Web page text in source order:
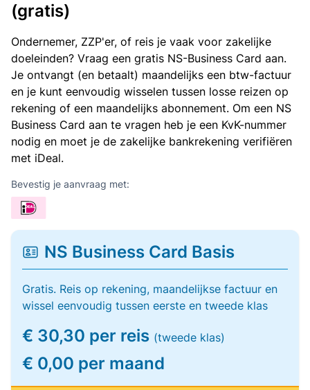
(gratis)
Ondernemer, ZZP'er, of reis je vaak voor zakelijke
doeleinden? Vraag een gratis NS-Business Card aan.
Je ontvangt (en betaalt) maandelijks een btw-factuur
en je kunt eenvoudig wisselen tussen losse reizen op
rekening of een maandelijks abonnement. Om een NS
Business Card aan te vragen heb je een KvK-nummer
nodig en moet je de zakelijke bankrekening verifiëren
met iDeal.
Bevestig je aanvraag met:
NS Business Card Basis
Gratis. Reis op rekening, maandelijkse factuur en
wissel eenvoudig tussen eerste en tweede klas
€ 30,30 per reis (tweede klas)
€ 0,00 per maand